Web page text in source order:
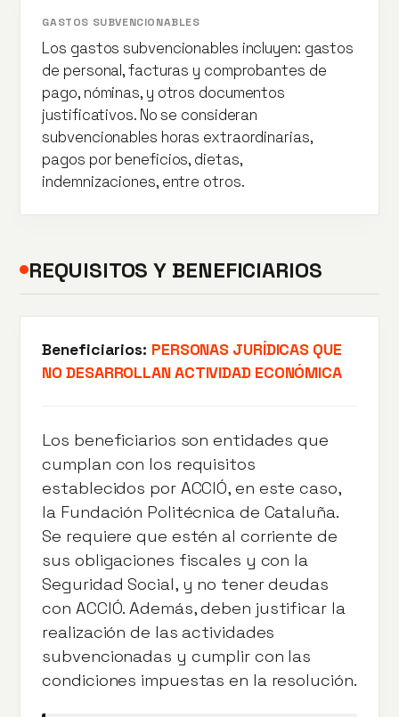
GASTOS SUBVENCIONABLES
Los gastos subvencionables incluyen: gastos
de personal, facturas y comprobantes de
pago, nóminas, y otros documentos
justificativos. No se consideran
subvencionables horas extraordinarias,
pagos por beneficios, dietas,
indemnizaciones, entre otros.
REQUISITOS Y BENEFICIARIOS
Beneficiarios: PERSONAS JURÍDICAS QUE
NO DESARROLLAN ACTIVIDAD ECONÓMICA
Los beneficiarios son entidades que
cumplan con los requisitos
establecidos por ACCIÓ, en este caso,
la Fundación Politécnica de Cataluña.
Se requiere que estén al corriente de
sus obligaciones fiscales y con la
Seguridad Social, y no tener deudas
con ACCIÓ. Además, deben justificar la
realización de las actividades
subvencionadas y cumplir con las
condiciones impuestas en la resolución.